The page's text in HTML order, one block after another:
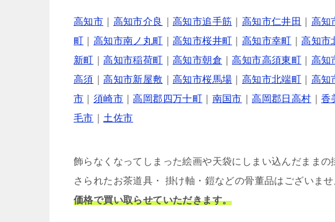
高知市 高知市介良 ｜高知市追手筋 高知市仁井田 高知
町
高知市南ノ丸町 ｜高知市桜井町 高知市幸町 ｜高知市
新町 ｜高知市稲荷町 ｜高知市朝倉 ｜高知市高須東町 高知
高須 ｜高知市新屋敷 ｜高知市桜馬場 高知市北端町 高知
市
須崎市 ｜高岡郡四万十町 南国市 ｜高岡郡日高村 ｜香
毛市
土佐市
飾らなくなってしまった絵画や天袋にしまい込んだまま
さられたお茶道具・ 掛け軸・鎧などの骨董品はございませ
価格で買い取らせていただきます。